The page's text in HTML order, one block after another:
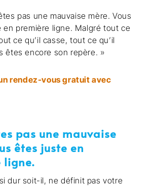
pas une mauvaise mère. Vous
en première ligne. Malgré tout ce
ce qu’il casse, tout ce qu’il
êtes encore son repère. »
rendez-vous gratuit avec
pas une mauvaise
êtes juste en
ligne.
dur soit-il, ne définit pas votre